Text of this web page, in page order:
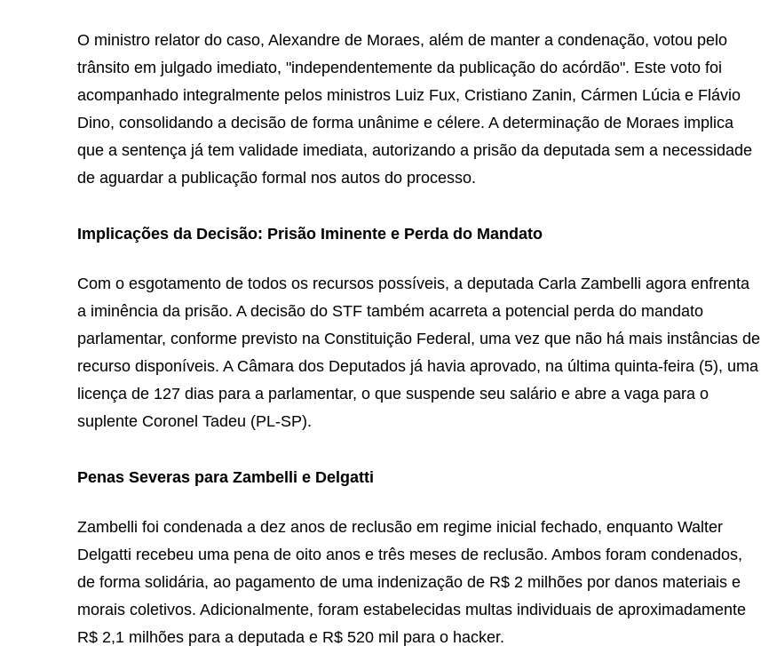
O ministro relator do caso, Alexandre de Moraes, além de manter a condenação, votou pelo
trânsito em julgado imediato, "independentemente da publicação do acórdão". Este voto foi
acompanhado integralmente pelos ministros Luiz Fux, Cristiano Zanin, Cármen Lúcia e Flávio
Dino, consolidando a decisão de forma unânime e célere. A determinação de Moraes implica
que a sentença já tem validade imediata, autorizando a prisão da deputada sem a necessidade
de aguardar a publicação formal nos autos do processo.
Implicações da Decisão: Prisão Iminente e Perda do Mandato
Com o esgotamento de todos os recursos possíveis, a deputada Carla Zambelli agora enfrenta
a iminência da prisão. A decisão do STF também acarreta a potencial perda do mandato
parlamentar, conforme previsto na Constituição Federal, uma vez que não há mais instâncias de
recurso disponíveis. A Câmara dos Deputados já havia aprovado, na última quinta-feira (5), uma
licença de 127 dias para a parlamentar, o que suspende seu salário e abre a vaga para o
suplente Coronel Tadeu (PL-SP).
Penas Severas para Zambelli e Delgatti
Zambelli foi condenada a dez anos de reclusão em regime inicial fechado, enquanto Walter
Delgatti recebeu uma pena de oito anos e três meses de reclusão. Ambos foram condenados,
de forma solidária, ao pagamento de uma indenização de R$ 2 milhões por danos materiais e
morais coletivos. Adicionalmente, foram estabelecidas multas individuais de aproximadamente
R$ 2,1 milhões para a deputada e R$ 520 mil para o hacker.